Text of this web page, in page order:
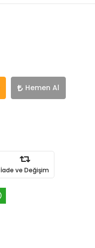
Hemen Al
İade ve Değişim